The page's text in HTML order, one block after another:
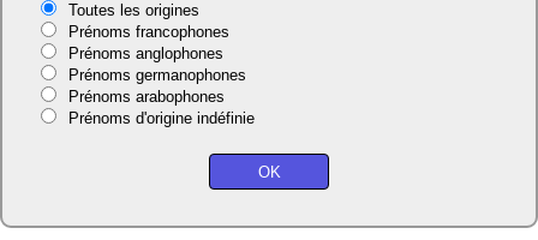
Toutes les origines
Prénoms francophones
Prénoms anglophones
Prénoms germanophones
Prénoms arabophones
Prénoms d'origine indéfinie